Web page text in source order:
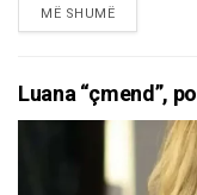
MË SHUMËDETAILS
Luana “çmend”,